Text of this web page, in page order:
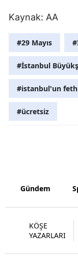
Kaynak: AA
#29 Mayıs
#İstanbul
#istanbul'un
#ücretsiz
Gündem
KÖŞE
YAZARLARI